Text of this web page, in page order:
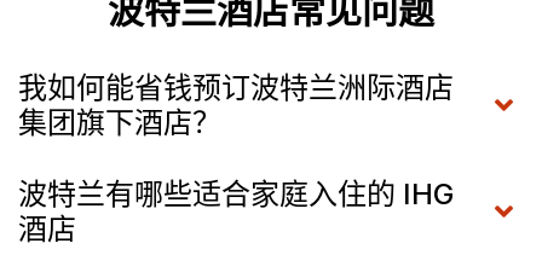
波特兰酒店常见问题
我如何能省钱预订波特兰洲际酒店
集团旗下酒店？
波特兰有哪些适合家庭入住的 IHG
酒店